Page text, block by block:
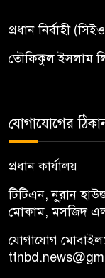
প্রধান নির্বাহী
তৌফিকুল ইসলাম
যোগাযোগের
প্রধান কার্যালয়
টিটিএন, নু্রান
মোকাম, মসজিদ
যোগাযোগ মোবাইল: